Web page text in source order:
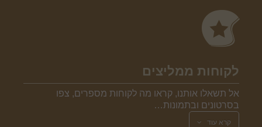
לקוחות ממליצים
אל תשאלו אותנו, קראו מה לקוחות מספרים, צפו
בסרטונים ובתמונות…
קרא עוד